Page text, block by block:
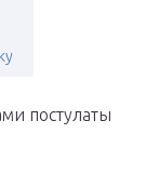
постулаты